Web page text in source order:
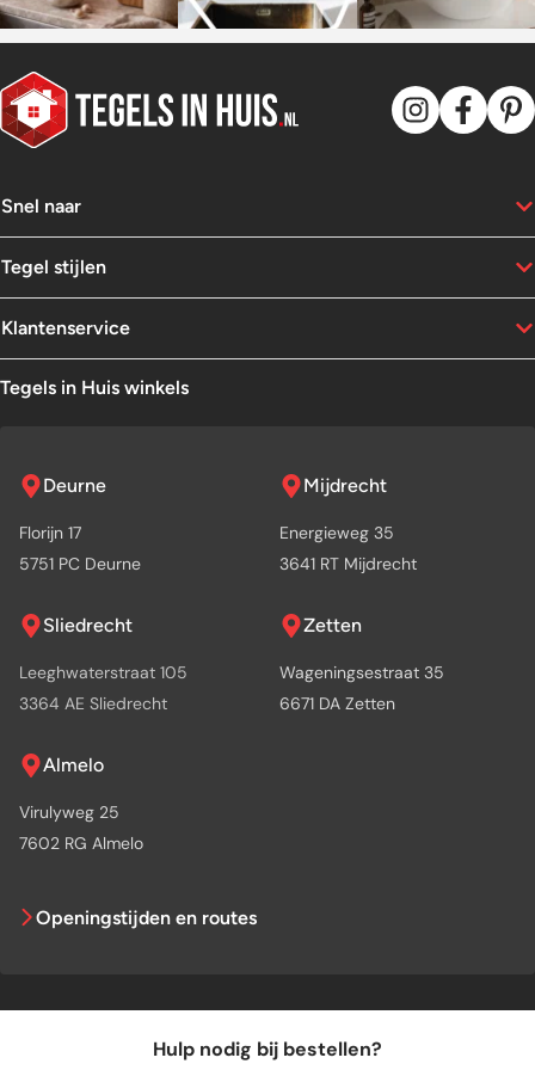
Snel naar
Tegel stijlen
Klantenservice
Tegels in Huis winkels
Deurne
Florijn 17
5751 PC Deurne
Mijdrecht
Energieweg 35
3641 RT Mijdrecht
Sliedrecht
Leeghwaterstraat 105
3364 AE Sliedrecht
Zetten
Wageningsestraat 35
6671 DA Zetten
Almelo
Virulyweg 25
7602 RG Almelo
Openingstijden en routes
Hulp nodig bij bestellen?